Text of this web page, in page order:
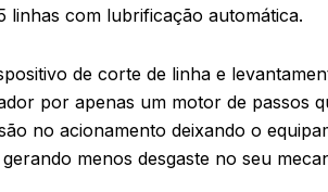
linhas com lubrificação automática.
de corte de linha e
por apenas um motor de passos
no acionamento deixando o
menos desgaste no seu